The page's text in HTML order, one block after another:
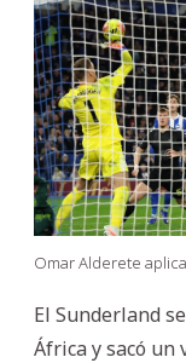
Omar Alderete
El Sunderland
África y sacó un